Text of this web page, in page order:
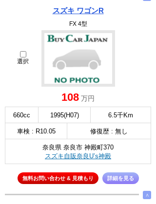
スズキ ワゴンR
FX 4型
選択
108 万円
660cc 1995(H07) 6.5千Km
車検 : R10.05 修復歴 : 無し
奈良県 奈良市 神殿町370
スズキ自販奈良U’s神殿
無料お問い合わせ & 見積もり 詳細を見る
∧